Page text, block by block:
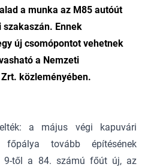
a munka az M85 autóút
Ennek
új csomópontot vehetnek
a Nemzeti
közleményében.
a május végi kapuvári
tovább építésének
9-től a 84. számú főút új, az